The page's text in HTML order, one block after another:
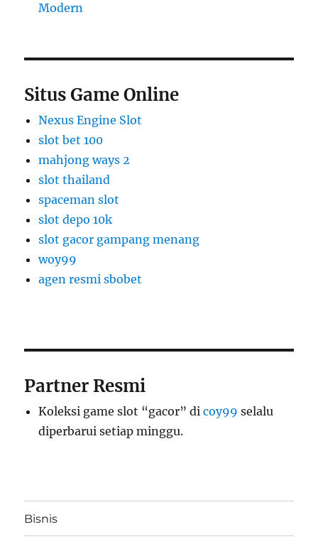
Modern
Situs Game Online
Nexus Engine Slot
slot bet 100
mahjong ways 2
slot thailand
spaceman slot
slot depo 10k
slot gacor gampang menang
woy99
agen resmi sbobet
Partner Resmi
Koleksi game slot “gacor” dicoy99 selalu
diperbarui setiap minggu.
Bisnis